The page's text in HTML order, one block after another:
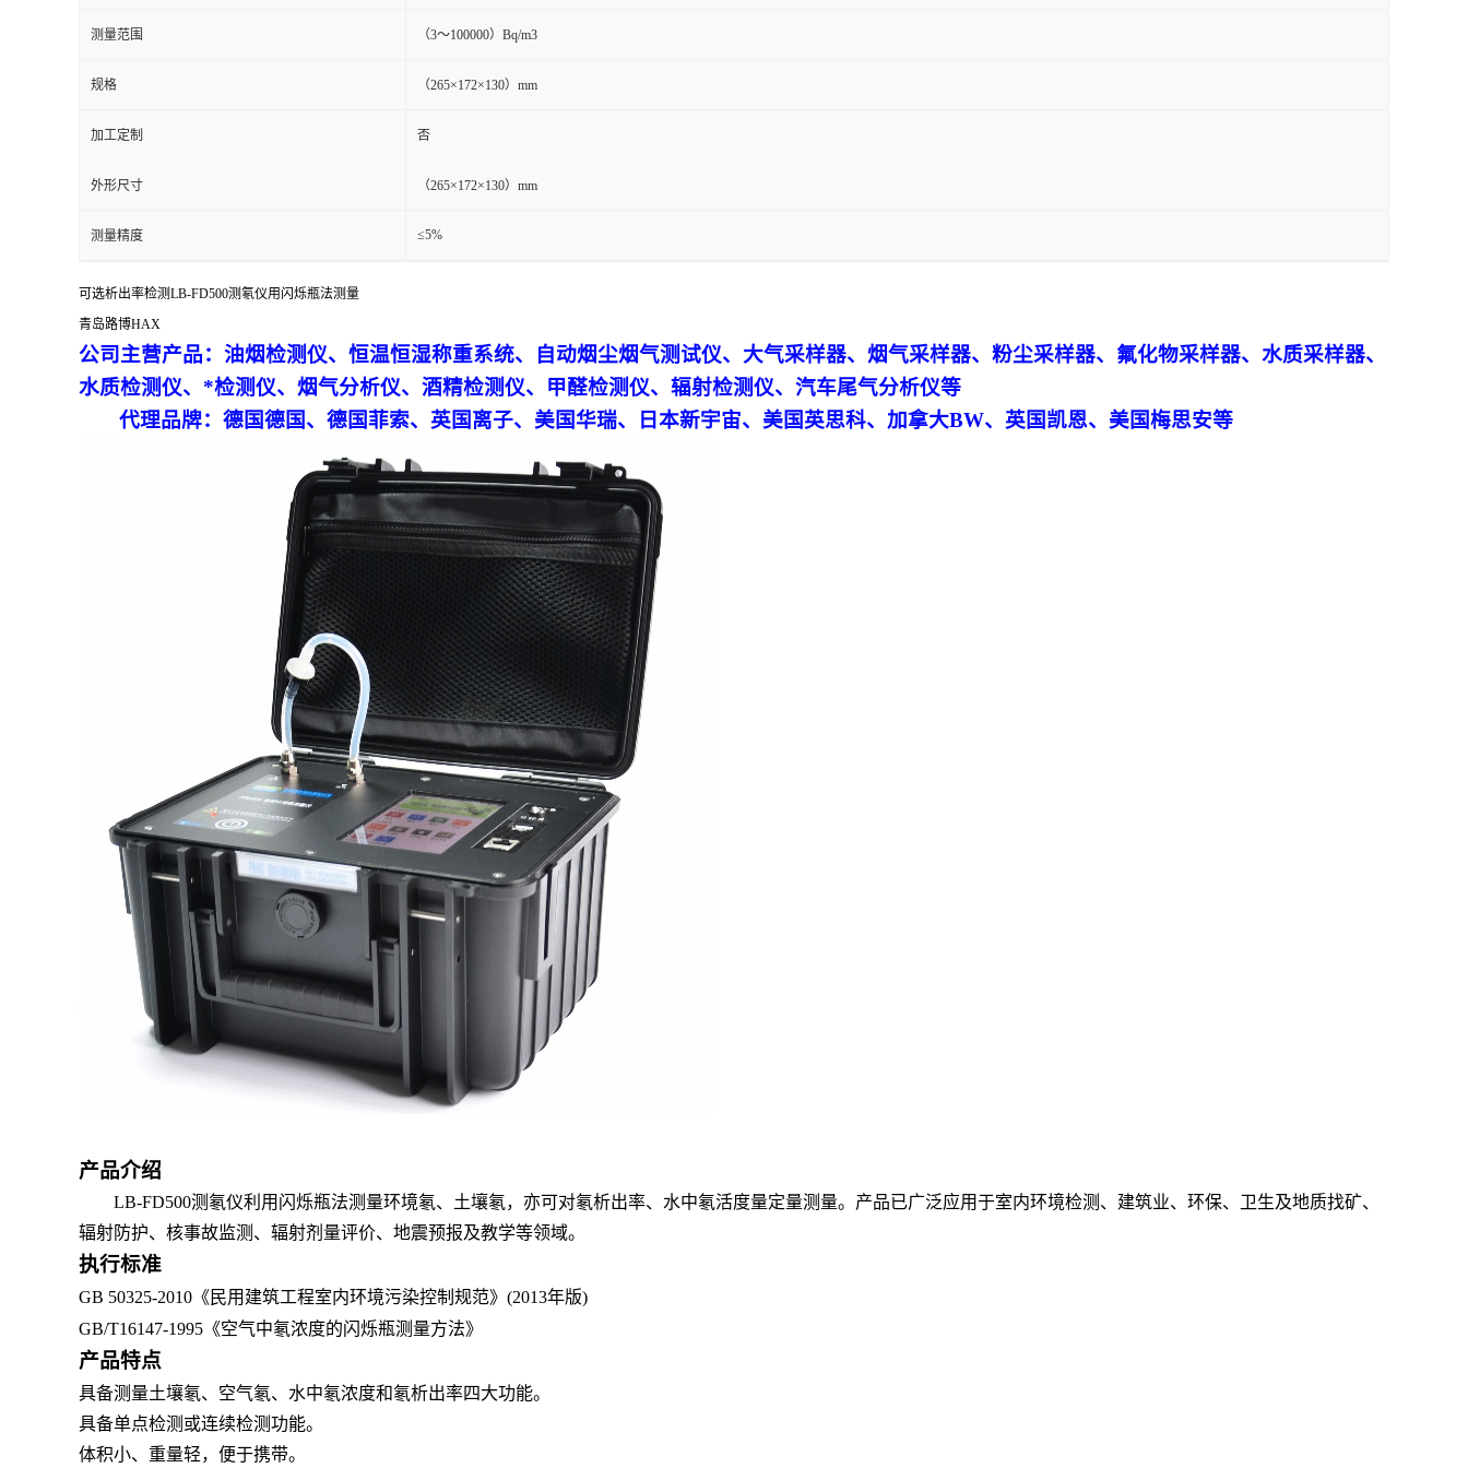
测量范围 （3～100000）Bq/m3
规格 （265×172×130）mm
加工定制 否
外形尺寸 （265×172×130）mm
测量精度 ≤5%
可选析出率检测LB-FD500测氡仪用闪烁瓶法测量
青岛路博HAX
公司主营产品：油烟检测仪、恒温恒湿称重系统、自动烟尘烟气测试仪、大气采样器、烟气采样器、粉尘采样器、氟化物采样器、水质采样器、
水质检测仪、*检测仪、烟气分析仪、酒精检测仪、甲醛检测仪、辐射检测仪、汽车尾气分析仪等
代理品牌：德国德国、德国菲索、英国离子、美国华瑞、日本新宇宙、美国英思科、加拿大BW、英国凯恩、美国梅思安等
产品介绍
LB-FD500测氡仪利用闪烁瓶法测量环境氡、土壤氡，亦可对氡析出率、水中氡活度量定量测量。产品已广泛应用于室内环境检测、建筑业、环保、卫生及地质找矿、
辐射防护、核事故监测、辐射剂量评价、地震预报及教学等领域。
执行标准
GB 50325-2010《民用建筑工程室内环境污染控制规范》(2013年版)
GB/T16147-1995《空气中氡浓度的闪烁瓶测量方法》
产品特点
具备测量土壤氡、空气氡、水中氡浓度和氡析出率四大功能。
具备单点检测或连续检测功能。
体积小、重量轻，便于携带。